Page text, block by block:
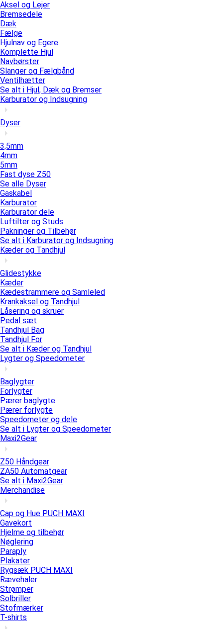
Aksel og Lejer
Bremsedele
Dæk
Fælge
Hjulnav og Egere
Komplette Hjul
Navbørster
Slanger og Fælgbånd
Ventilhætter
Se alt i Hjul, Dæk og Bremser
Karburator og Indsugning
Dyser
3,5mm
4mm
5mm
Fast dyse Z50
Se alle Dyser
Gaskabel
Karburator
Karburator dele
Luftilter og Studs
Pakninger og Tilbehør
Se alt i Karburator og Indsugning
Kæder og Tandhjul
Glidestykke
Kæder
Kædestrammere og Samleled
Krankaksel og Tandhjul
Låsering og skruer
Pedal sæt
Tandhjul Bag
Tandhjul For
Se alt i Kæder og Tandhjul
Lygter og Speedometer
Baglygter
Forlygter
Pærer baglygte
Pærer forlygte
Speedometer og dele
Se alt i Lygter og Speedometer
Maxi2Gear
Z50 Håndgear
ZA50 Automatgear
Se alt i Maxi2Gear
Merchandise
Cap og Hue PUCH MAXI
Gavekort
Hjelme og tilbehør
Nøglering
Paraply
Plakater
Rygsæk PUCH MAXI
Rævehaler
Strømper
Solbriller
Stofmærker
T-shirts